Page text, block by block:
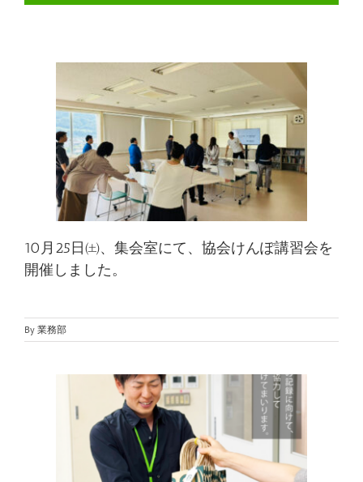
10月25日㈯、集会室にて、協会けんぽ講習会を
開催しました。
By 業務部